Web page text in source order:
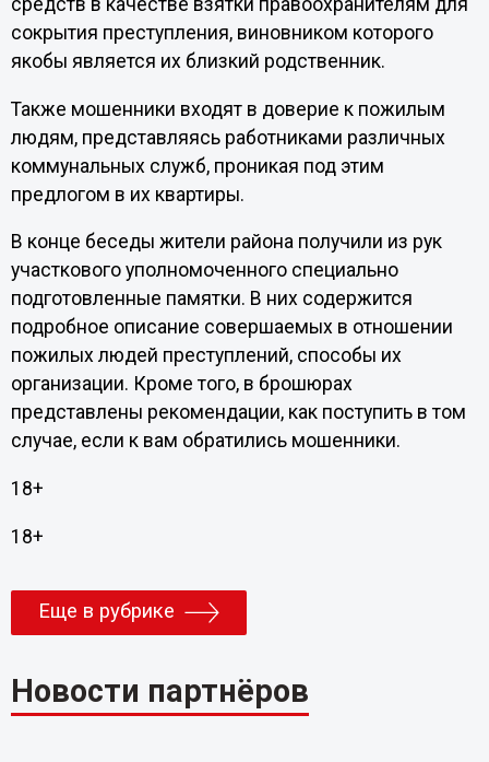
средств в качестве взятки правоохранителям для
сокрытия преступления, виновником которого
якобы является их близкий родственник.
Также мошенники входят в доверие к пожилым
людям, представляясь работниками различных
коммунальных служб, проникая под этим
предлогом в их квартиры.
В конце беседы жители района получили из рук
участкового уполномоченного специально
подготовленные памятки. В них содержится
подробное описание совершаемых в отношении
пожилых людей преступлений, способы их
организации. Кроме того, в брошюрах
представлены рекомендации, как поступить в том
случае, если к вам обратились мошенники.
18+
18+
Еще в рубрике
Новости партнёров